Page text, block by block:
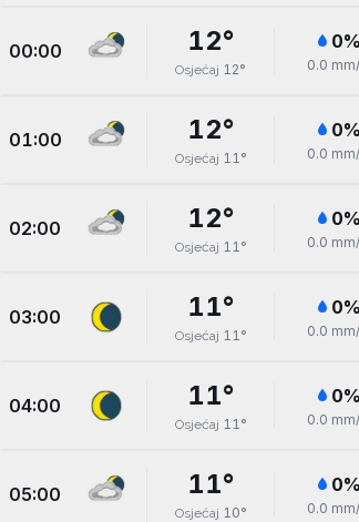
00:00 12°
Osjećaj 12°
0%
0.0
01:00 12°
Osjećaj 11°
0%
0.0
02:00 12°
Osjećaj 11°
0%
0.0
03:00 11°
Osjećaj 11°
0%
0.0
04:00 11°
Osjećaj 11°
0%
0.0
05:00 11°
Osjećaj 10°
0%
0.0